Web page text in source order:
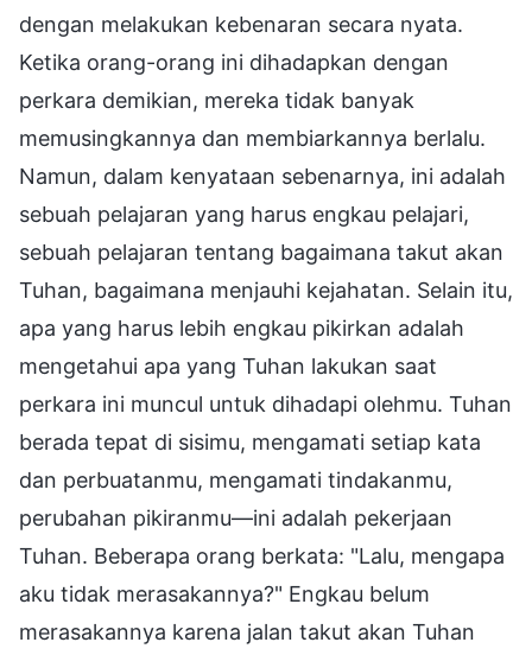
dengan melakukan kebenaran secara nyata.
Ketika orang-orang ini dihadapkan dengan
perkara demikian, mereka tidak banyak
memusingkannya dan membiarkannya berlalu.
Namun, dalam kenyataan sebenarnya, ini adalah
sebuah pelajaran yang harus engkau pelajari,
sebuah pelajaran tentang bagaimana takut akan
Tuhan, bagaimana menjauhi kejahatan. Selain itu,
apa yang harus lebih engkau pikirkan adalah
mengetahui apa yang Tuhan lakukan saat
perkara ini muncul untuk dihadapi olehmu. Tuhan
berada tepat di sisimu, mengamati setiap kata
dan perbuatanmu, mengamati tindakanmu,
perubahan pikiranmu—ini adalah pekerjaan
Tuhan. Beberapa orang berkata: "Lalu, mengapa
aku tidak merasakannya?" Engkau belum
merasakannya karena jalan takut akan Tuhan